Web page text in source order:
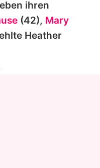
ihren
(42), Mary
Heather